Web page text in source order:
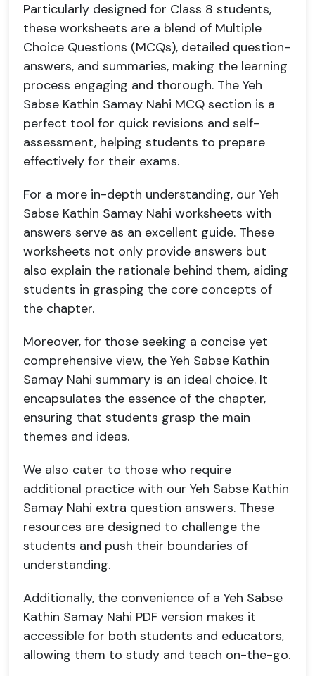
Particularly designed for Class 8 students,
these worksheets are a blend of Multiple
Choice Questions (MCQs), detailed question-
answers, and summaries, making the learning
process engaging and thorough. The Yeh
Sabse Kathin Samay Nahi MCQ section is a
perfect tool for quick revisions and self-
assessment, helping students to prepare
effectively for their exams.
For a more in-depth understanding, our Yeh
Sabse Kathin Samay Nahi worksheets with
answers serve as an excellent guide. These
worksheets not only provide answers but
also explain the rationale behind them, aiding
students in grasping the core concepts of
the chapter.
Moreover, for those seeking a concise yet
comprehensive view, the Yeh Sabse Kathin
Samay Nahi summary is an ideal choice. It
encapsulates the essence of the chapter,
ensuring that students grasp the main
themes and ideas.
We also cater to those who require
additional practice with our Yeh Sabse Kathin
Samay Nahi extra question answers. These
resources are designed to challenge the
students and push their boundaries of
understanding.
Additionally, the convenience of a Yeh Sabse
Kathin Samay Nahi PDF version makes it
accessible for both students and educators,
allowing them to study and teach on-the-go.